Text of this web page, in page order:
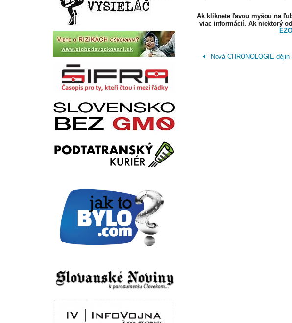
Ak kliknete ľavou myšou na
viac informácií. Ak niektorý
Nová CHRONOLOGIE dějin